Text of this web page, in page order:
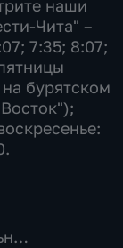
наши
Чита" –
7:35; 8:07;
бурятском